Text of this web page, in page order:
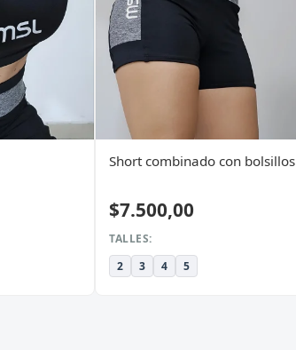
Short combinado con bolsillos
$7.500,00
TALLES:
2
3 4 5